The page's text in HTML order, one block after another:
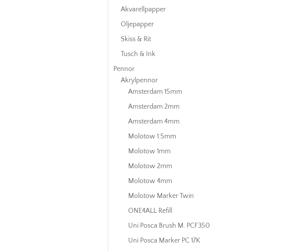
Akvarellpapper
Oljepapper
Skiss & Rit
Tusch & Ink
Pennor
Akrylpennor
Amsterdam 15mm
Amsterdam 2mm
Amsterdam 4mm
Molotow 1.5mm
Molotow 1mm
Molotow 2mm
Molotow 4mm
Molotow Marker Twin
ONE4ALL Refill
Uni Posca Brush M. PCF350
Uni Posca Marker PC 17K